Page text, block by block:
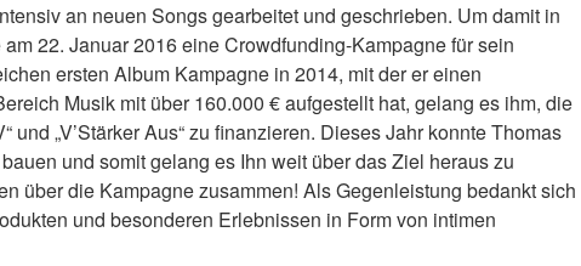
an neuen Songs gearbeitet und geschrieben. Um damit in
22. Januar 2016 eine Crowdfunding-Kampagne für sein
ersten Album Kampagne in 2014, mit der er einen
Musik mit über 160.000 € aufgestellt hat, gelang es ihm, die
und „V’Stärker Aus“ zu finanzieren. Dieses Jahr konnte Thomas
und somit gelang es Ihn weit über das Ziel heraus zu
über die Kampagne zusammen! Als Gegenleistung bedankt sich
und besonderen Erlebnissen in Form von intimen